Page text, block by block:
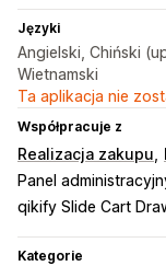
Języki
Angielski, Chiński
Wietnamski
Ta aplikacja nie
Współpracuje z
Realizacja zakupu
Panel
qikify Slide Cart
Kategorie